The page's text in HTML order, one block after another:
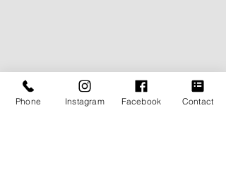
Phone Instagram Facebook Contact